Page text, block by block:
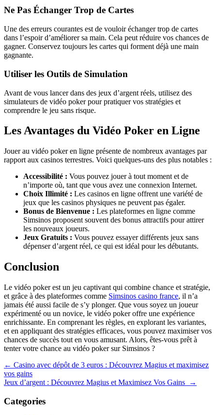
Ne Pas Échanger Trop de Cartes
Une des erreurs courantes est de vouloir échanger trop de cartes
dans l’espoir d’améliorer sa main. Cela peut réduire vos chances de
gagner. Conservez toujours les cartes qui forment déjà une main
gagnante.
Utiliser les Outils de Simulation
Avant de vous lancer dans des jeux d’argent réels, utilisez des
simulateurs de vidéo poker pour pratiquer vos stratégies et
comprendre le jeu sans risque.
Les Avantages du Vidéo Poker en Ligne
Jouer au vidéo poker en ligne présente de nombreux avantages par
rapport aux casinos terrestres. Voici quelques-uns des plus notables :
Accessibilité : Vous pouvez jouer à tout moment et de
n’importe où, tant que vous avez une connexion Internet.
Choix Illimité : Les casinos en ligne offrent une variété de
jeux que les casinos physiques ne peuvent pas égaler.
Bonus de Bienvenue : Les plateformes en ligne comme
Simsinos proposent souvent des bonus attractifs pour attirer
les nouveaux joueurs.
Jeux Gratuits : Vous pouvez essayer différents jeux sans
dépenser d’argent réel, ce qui est idéal pour les débutants.
Conclusion
Le vidéo poker est un jeu captivant qui combine chance et stratégie,
et grâce à des plateformes comme Simsinos casino france, il n’a
jamais été aussi facile de s’y plonger. Que vous soyez un joueur
expérimenté ou un novice, le vidéo poker offre une expérience
enrichissante. En comprenant les règles, en explorant les variantes,
et en appliquant des stratégies efficaces, vous pouvez maximiser vos
chances de succès tout en vous amusant. Alors, êtes-vous prêt à
tenter votre chance au vidéo poker sur Simsinos ?
Navegación
de
← Casino avec dépôt de 3 euros : Découvrez Magius et maximisez
vos gains
Jeux d’argent : Découvrez Magius et Maximisez Vos Gains
→
Categories